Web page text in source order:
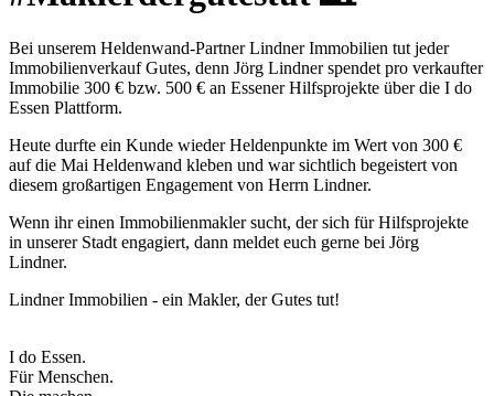
Bei unserem Heldenwand-Partner Lindner Immobilien tut jeder
Immobilienverkauf Gutes, denn Jörg Lindner spendet pro verkaufter
Immobilie 300 € bzw. 500 € an Essener Hilfsprojekte über die I do
Essen Plattform.
Heute durfte ein Kunde wieder Heldenpunkte im Wert von 300 €
auf die Mai Heldenwand kleben und war sichtlich begeistert von
diesem großartigen Engagement von Herrn Lindner.
Wenn ihr einen Immobilienmakler sucht, der sich für Hilfsprojekte
in unserer Stadt engagiert, dann meldet euch gerne bei Jörg
Lindner.
Lindner Immobilien - ein Makler, der Gutes tut!
I do Essen.
Für Menschen.